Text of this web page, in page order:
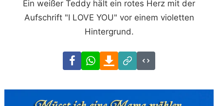
Ein weißer Teddy hält ein rotes Herz mit der
Aufschrift "I LOVE YOU" vor einem violetten
Hintergrund.
FacebookWhatsAppDownload
Link
Code